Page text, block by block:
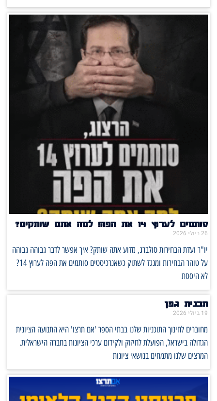
סותמים לערוץ 14 את הפה! למה אתם שותקים?
26 ביולי 2026
יו"ר ועדת הבחירות סולברג, מדוע אתה שותק? איך אפשר לדבר גבוהה גבוהה
על טוהר הבחירות ומנגד לשתוק כשאנרכיסטים סותמים את הפה לערוץ 14?
לא היססת
תכנית גפן
19 ביולי 2026
מחוברים לחינוך התוכניות שלנו בבתי הספר 'אם תרצו' היא התנועה הציונית
הגדולה בישראל, הפועלת לחיזוק ולקידום ערכי הציונות בחברה הישראלית.
המרצים שלנו מתמחים בנושאי ציונות